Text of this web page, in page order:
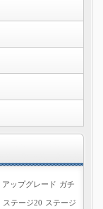
アップグレード ガチ
ステージ20 ステージ